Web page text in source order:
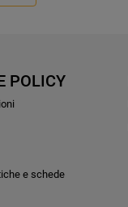
POLICY
e schede